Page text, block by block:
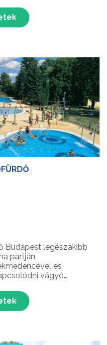
panaszok
Budapest legészakibb
partján
és
vágyó